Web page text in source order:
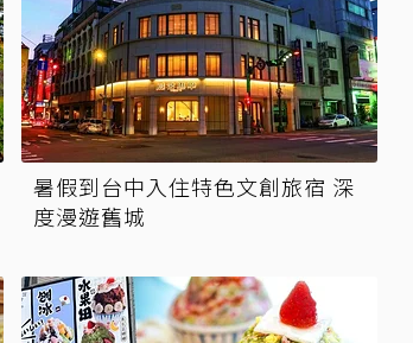
暑假到台中入住特色文創旅宿 深
度漫遊舊城